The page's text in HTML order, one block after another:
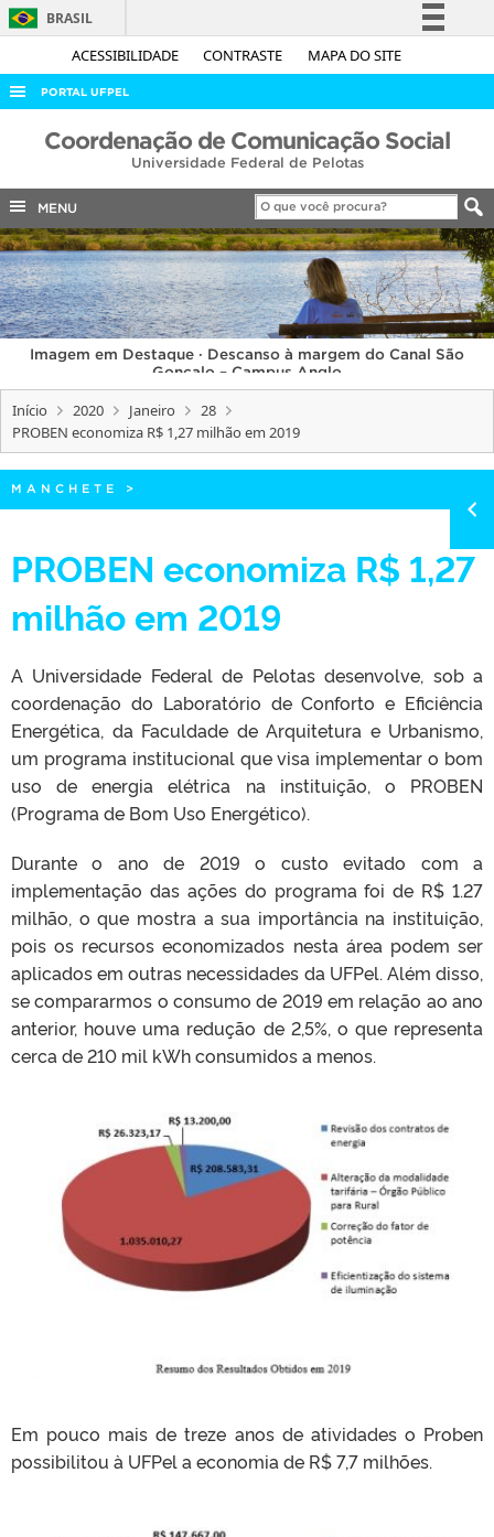
ACESSIBILIDADE CONTRASTE MAPA DO SITE
BRASIL
Simplifique!
Acesso à informação
Legislação
Canais
PORTAL UFPEL
ACESSO À INFORMAÇÃO
COBALTO
CONCURSOS
EDITAIS
INTERNACIONAL
OUVIDORIA
PORTARIAS
TELEFONES
Coordenação de Comunicação Social
Universidade Federal de Pelotas
MENU
Imagem em Destaque · Descanso à margem do Canal São
Gonçalo – Campus Anglo
Início 2020 Janeiro
28
PROBEN economiza R$ 1,27 milhão em 2019
MANCHETE >
PROBEN economiza R$ 1,27
milhão em 2019
A Universidade Federal de Pelotas desenvolve, sob a
coordenação do Laboratório de Conforto e Eficiência
Energética, da Faculdade de Arquitetura e Urbanismo,
um programa institucional que visa implementar o bom
uso de energia elétrica na instituição, o PROBEN
(Programa de Bom Uso Energético).
Durante o ano de 2019 o custo evitado com a
implementação das ações do programa foi de R$ 1.27
milhão, o que mostra a sua importância na instituição,
pois os recursos economizados nesta área podem ser
aplicados em outras necessidades da UFPel. Além disso,
se compararmos o consumo de 2019 em relação ao ano
anterior, houve uma redução de 2,5%, o que representa
cerca de 210 mil kWh consumidos a menos.
Em pouco mais de treze anos de atividades o Proben
possibilitou à UFPel a economia de R$ 7,7 milhões.